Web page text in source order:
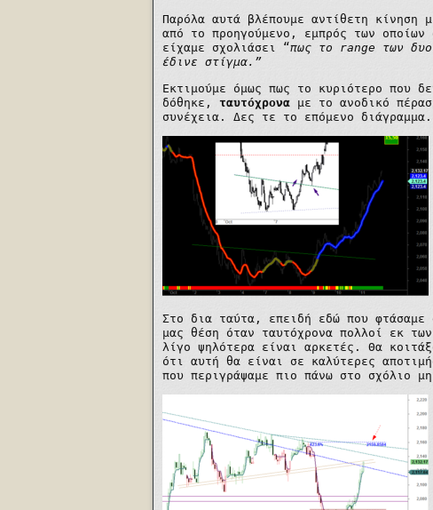
Παρόλα αυτά βλέπουμε αντίθετη κίνηση
από το προηγούμενο, εμπρός των
είχαμε σχολιάσει “πως το range των
έδινε στίγμα.”
Εκτιμούμε όμως πως το κυριότερο που
δόθηκε, ταυτόχρονα με το ανοδικό
συνέχεια. Δες τε το επόμενο διάγραμμα.
Στο δια ταύτα, επειδή εδώ που φτάσαμε
μας θέση όταν ταυτόχρονα πολλοί εκ
λίγο ψηλότερα είναι αρκετές. Θα
ότι αυτή θα είναι σε καλύτερες
που περιγράψαμε πιο πάνω στο σχόλιο